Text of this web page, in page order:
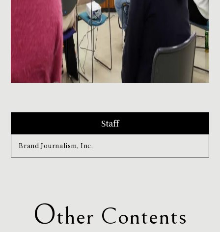
Staff
Brand Journalism, Inc.
Other Contents